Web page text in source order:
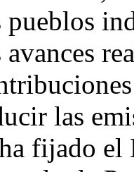
pueblos
avances
las
fijado el